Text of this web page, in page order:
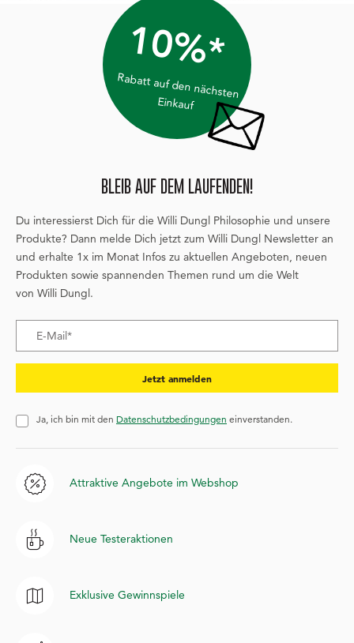
10%*
Rabatt auf den nächsten
Einkauf
BLEIB AUF DEM LAUFENDEN!
Du interessierst Dich für die Willi Dungl Philosophie und unsere
Produkte? Dann melde Dich jetzt zum Willi Dungl Newsletter an
und erhalte 1x im Monat Infos zu aktuellen Angeboten, neuen
Produkten sowie spannenden Themen rund um die Welt
von Willi Dungl.
Jetzt anmelden
Ja, ich bin mit den Datenschutzbedingungen einverstanden.
Attraktive Angebote im Webshop
Neue Testeraktionen
Exklusive Gewinnspiele